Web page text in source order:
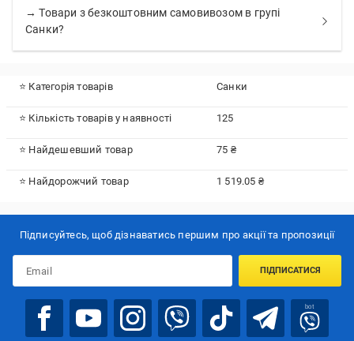
→ Товари з безкоштовним самовивозом в групі
Санки?
⭐ Категорія товарів Санки
⭐ Кількість товарів у наявності 125
⭐ Найдешевший товар 75 ₴
⭐ Найдорожчий товар 1 519.05 ₴
Підписуйтесь, щоб дізнаватись першим про акції та пропозиції
ПІДПИСАТИСЯ
bot